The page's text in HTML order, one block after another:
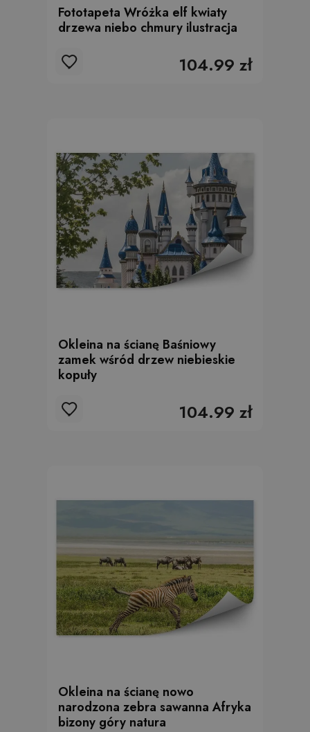
Fototapeta Wróżka elf kwiaty
drzewa niebo chmury ilustracja
104.99 zł
Okleina na ścianę Baśniowy
zamek wśród drzew niebieskie
kopuły
104.99 zł
Okleina na ścianę nowo
narodzona zebra sawanna Afryka
bizony góry natura